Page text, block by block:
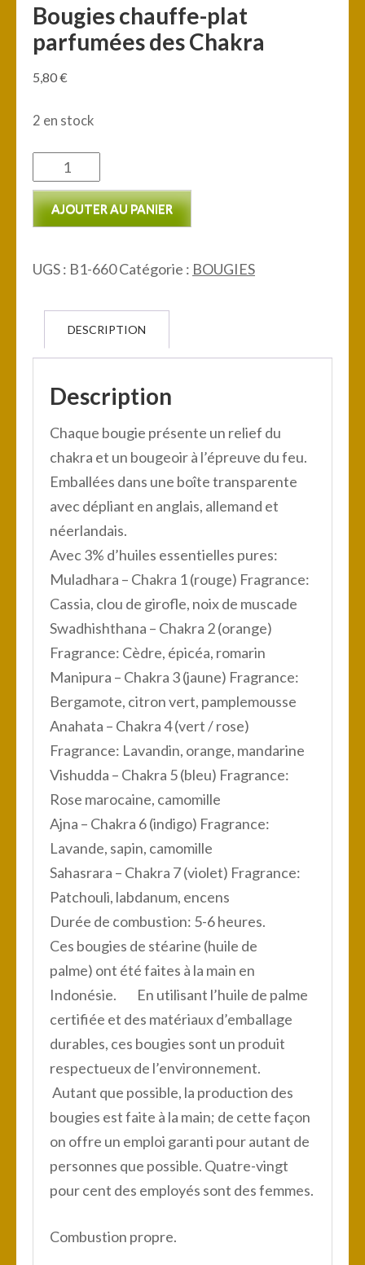
Bougies chauffe-plat
parfumées des Chakra
5,80€
2 en stock
quantité
de
Bougies
plat
des
Chakra
AJOUTER AU PANIER
UGS : B1-660Catégorie : BOUGIES
DESCRIPTION
Description
Chaque bougie présente un relief du
chakra et un bougeoir à l’épreuve du feu.
Emballées dans une boîte transparente
avec dépliant en anglais, allemand et
néerlandais.
Avec 3% d’huiles essentielles pures:
Muladhara – Chakra 1 (rouge) Fragrance:
Cassia, clou de girofle, noix de muscade
Swadhishthana – Chakra 2 (orange)
Fragrance: Cèdre, épicéa, romarin
Manipura – Chakra 3 (jaune) Fragrance:
Bergamote, citron vert, pamplemousse
Anahata – Chakra 4 (vert / rose)
Fragrance: Lavandin, orange, mandarine
Vishudda – Chakra 5 (bleu) Fragrance:
Rose marocaine, camomille
Ajna – Chakra 6 (indigo) Fragrance:
Lavande, sapin, camomille
Sahasrara – Chakra 7 (violet) Fragrance:
Patchouli, labdanum, encens
Durée de combustion: 5-6 heures.
Ces bougies de stéarine (huile de
palme) ont été faites à la main en
Indonésie. En utilisant l’huile de palme
certifiée et des matériaux d’emballage
durables, ces bougies sont un produit
respectueux de l’environnement.
Autant que possible, la production des
bougies est faite à la main; de cette façon
on offre un emploi garanti pour autant de
personnes que possible. Quatre-vingt
pour cent des employés sont des femmes.
Combustion propre.